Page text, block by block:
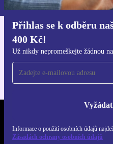
Přihlas se k odběru
400 Kč!
Už nikdy nepromeškejte žádnou
Informace o použití osobních údajů
Zásadách ochrany osobních údajů
Pro iOS a